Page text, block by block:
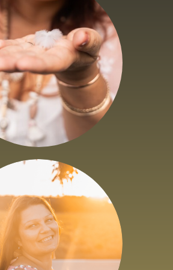
Un Espace
pour mes
Rituels
6 61 € HTVA + 21% de TVA
Mes Rituels
Spirituelle
61€ HTVA + 21% de TVA